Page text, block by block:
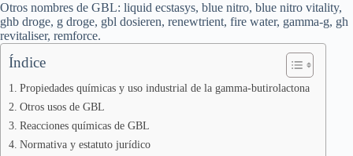
Otros nombres de GBL: liquid ecstasys, blue nitro, blue nitro vitality,
ghb droge, g droge, gbl dosieren, renewtrient, fire water, gamma-g, gh
revitaliser, remforce.
Índice
Propiedades químicas y uso industrial de la gamma-butirolactona
Otros usos de GBL
Reacciones químicas de GBL
Normativa y estatuto jurídico